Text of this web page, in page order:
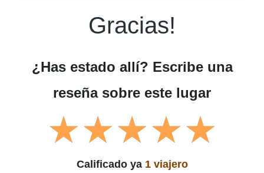
Gracias!
¿Has estado allí? Escribe una
reseña sobre este lugar
Calificado ya 1 viajero